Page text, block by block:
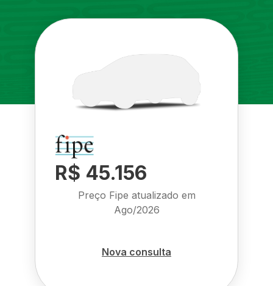
R$ 45.156
Preço Fipe atualizado em
Ago/2026
Nova consulta